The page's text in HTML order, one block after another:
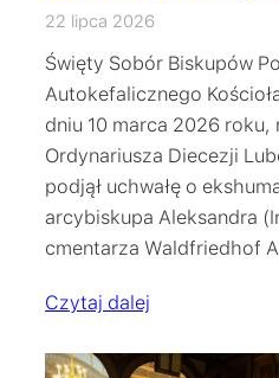
22 lipca 2026
Święty Sobór Biskupów
Autokefalicznego
dniu 10 marca 2026 roku,
Ordynariusza Diecezji
podjął uchwałę o
arcybiskupa Aleksandra
cmentarza Waldfriedhof
Czytaj dalej